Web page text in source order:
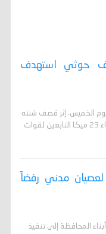
حوثي استهدف
الخميس، إثر قصف شنته
جماعة الحوثي استهدف معسكري الثنية واللواء 23 ميكا التابعين لقوات
مدني رفضاً
المحافظة إلى تنفيذ